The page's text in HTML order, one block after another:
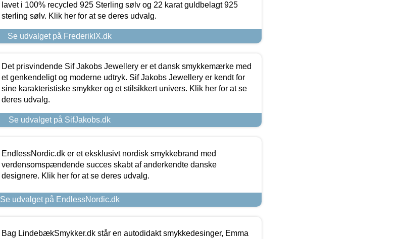
lavet i 100% recycled 925 Sterling sølv og 22 karat guldbelagt 925
sterling sølv. Klik her for at se deres udvalg.
Se udvalget på FrederikIX.dk
Det prisvindende Sif Jakobs Jewellery er et dansk smykkemærke med
et genkendeligt og moderne udtryk. Sif Jakobs Jewellery er kendt for
sine karakteristiske smykker og et stilsikkert univers. Klik her for at se
deres udvalg.
Se udvalget på SifJakobs.dk
EndlessNordic.dk er et eksklusivt nordisk smykkebrand med
verdensomspændende succes skabt af anderkendte danske
designere. Klik her for at se deres udvalg.
Se udvalget på EndlessNordic.dk
Bag LindebækSmykker.dk står en autodidakt smykkedesinger, Emma